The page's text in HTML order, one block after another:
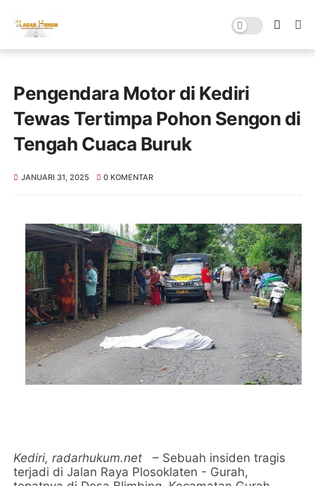
Pengendara Motor di Kediri
Tewas Tertimpa Pohon Sengon di
Tengah Cuaca Buruk
JANUARI 31, 2025 0 KOMENTAR
Kediri,radarhukum.net
– Sebuah insiden tragis
terjadi di Jalan Raya Plosoklaten - Gurah,